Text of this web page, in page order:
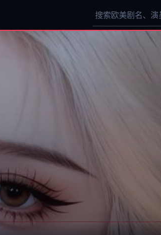
搜索影片